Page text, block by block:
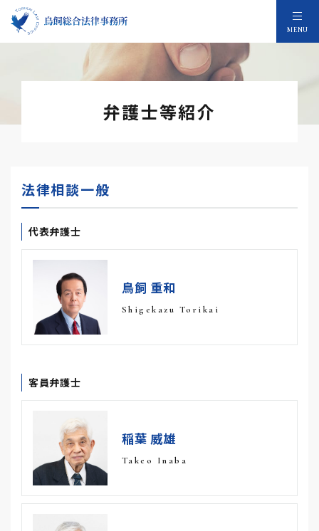
MENU
弁護士等紹介
法律相談一般
代表弁護士
鳥飼 重和
Shigekazu Torikai
客員弁護士
稲葉 威雄
Takeo Inaba